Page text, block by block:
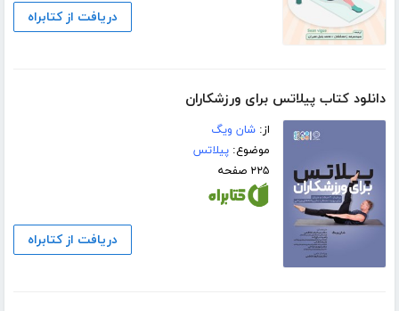
دریافت از کتابراه
دانلود کتاب پیلاتس برای ورزشکاران
از:شان ویگ
موضوع:پیلاتس
۲۲۵ صفحه
دریافت از کتابراه